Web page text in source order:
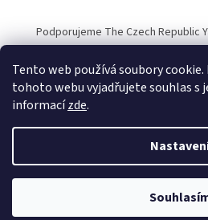
Tento web používá soubory
tohoto webu vyjadřujete souhlas s
informacízde.
Podporujeme The Czech Republic
Copyright 2026Halvarssons.CZ.